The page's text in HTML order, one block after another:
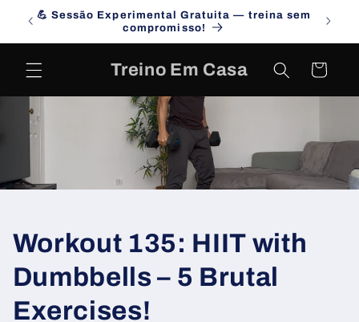
Skip to
content
💪 Sessão Experimental Gratuita — treina sem
compromisso!
Treino Em Casa Cart
Workout 135: HIIT with
Dumbbells – 5 Brutal
Exercises!